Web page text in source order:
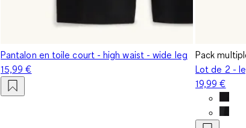
Pantalon en toile court - high waist - wide leg
15,99 €
Pack
Lot de 2 -
19,99 €